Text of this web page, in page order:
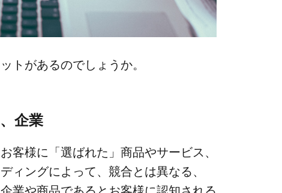
トが​あるのでしょうか。
企業
客様に​「選ばれた」​商品や​サービス、​
ィングに​よって、​競合とは​異なる、